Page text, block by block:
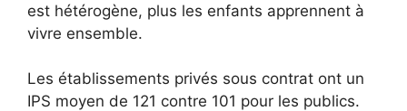
est hétérogène, plus les enfants apprennent à
vivre ensemble.
Les établissements privés sous contrat ont un
IPS moyen de 121 contre 101 pour les publics.